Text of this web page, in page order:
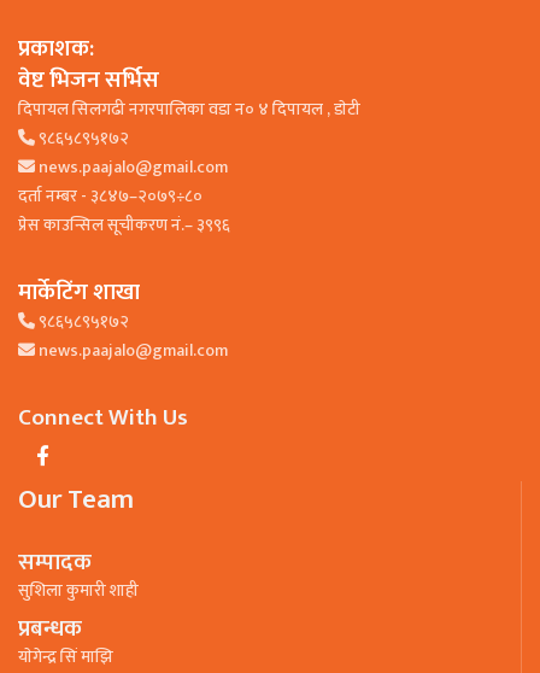
प्रकाशक:
वेष्ट भिजन सर्भिस
दिपायल सिलगढी नगरपालिका वडा न० ४ दिपायल , डाेटी
९८६५८९५१७२
news.paajalo@gmail.com
दर्ता नम्बर - ३८४७–२०७९÷८०
प्रेस काउन्सिल सूचीकरण नं.– ३९९६
मार्केटिंग शाखा
९८६५८९५१७२
news.paajalo@gmail.com
Connect With Us
Our Team
सम्पादक
सुशिला कुमारी शाही
प्रबन्धक
याेगेन्द्र सिं माझि